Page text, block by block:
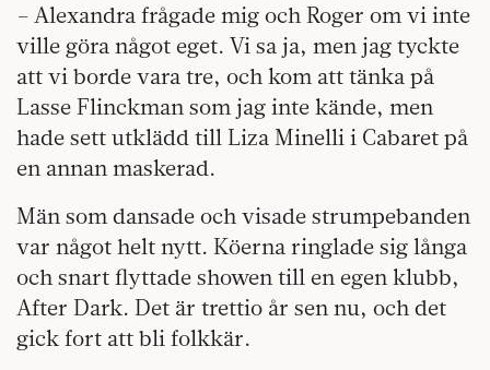
– Alexandra frågade mig och Roger om vi inte
ville göra något eget. Vi sa ja, men jag tyckte
att vi borde vara tre, och kom att tänka på
Lasse Flinckman som jag inte kände, men
hade sett utklädd till Liza Minelli i Cabaret på
en annan maskerad.
Män som dansade och visade strumpebanden
var något helt nytt. Köerna ringlade sig långa
och snart flyttade showen till en egen klubb,
After Dark. Det är trettio år sen nu, och det
gick fort att bli folkkär.